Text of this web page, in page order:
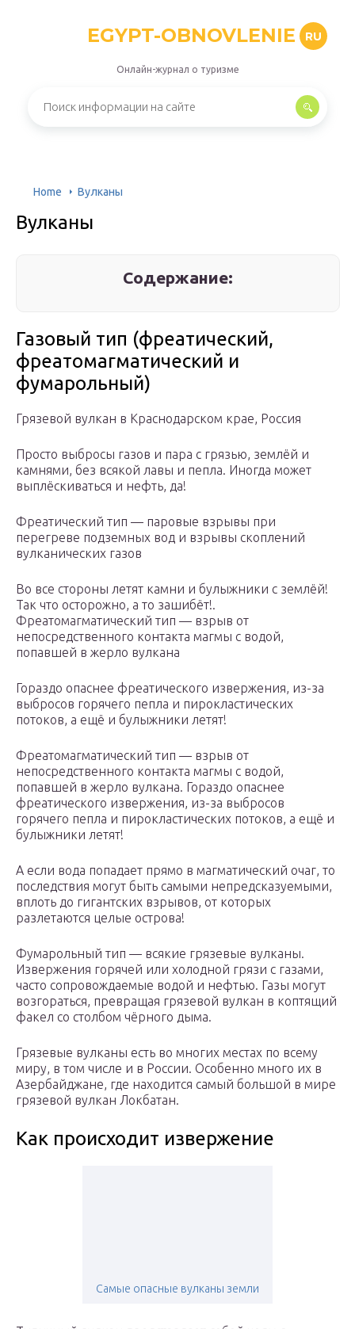
EGYPT-OBNOVLENIE RU
Онлайн-журнал о туризме
Home Вулканы
Вулканы
Содержание:
Газовый тип (фреатический,
фреатомагматический и
фумарольный)
Грязевой вулкан в Краснодарском крае, Россия
Просто выбросы газов и пара с грязью, землёй и
камнями, без всякой лавы и пепла. Иногда может
выплёскиваться и нефть, да!
Фреатический тип — паровые взрывы при
перегреве подземных вод и взрывы скоплений
вулканических газов
Во все стороны летят камни и булыжники с землёй!
Так что осторожно, а то зашибёт!.
Фреатомагматический тип — взрыв от
непосредственного контакта магмы с водой,
попавшей в жерло вулкана
Гораздо опаснее фреатического извержения, из-за
выбросов горячего пепла и пирокластических
потоков, а ещё и булыжники летят!
Фреатомагматический тип — взрыв от
непосредственного контакта магмы с водой,
попавшей в жерло вулкана. Гораздо опаснее
фреатического извержения, из-за выбросов
горячего пепла и пирокластических потоков, а ещё и
булыжники летят!
А если вода попадает прямо в магматический очаг, то
последствия могут быть самыми непредсказуемыми,
вплоть до гигантских взрывов, от которых
разлетаются целые острова!
Фумарольный тип — всякие грязевые вулканы.
Извержения горячей или холодной грязи с газами,
часто сопровождаемые водой и нефтью. Газы могут
возгораться, превращая грязевой вулкан в коптящий
факел со столбом чёрного дыма.
Грязевые вулканы есть во многих местах по всему
миру, в том числе и в России. Особенно много их в
Азербайджане, где находится самый большой в мире
грязевой вулкан Локбатан.
Как происходит извержение
Самые опасные вулканы земли